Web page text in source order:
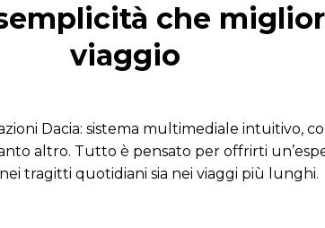
che
viaggio
Dacia: sistema multimediale intuitivo,
altro. Tutto è pensato per offrirti
nei tragitti quotidiani sia nei viaggi più lunghi.